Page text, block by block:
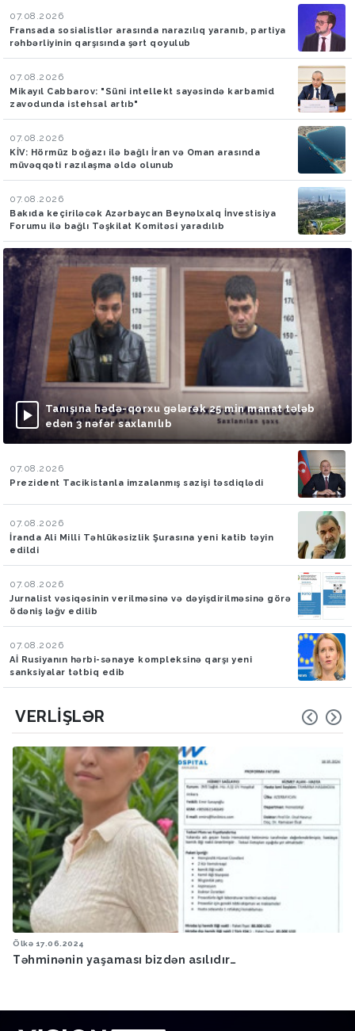
07.08.2026
Fransada sosialistlər arasında narazılıq yaranıb, partiya
rəhbərliyinin qarşısında şərt qoyulub
07.08.2026
Mikayıl Cabbarov: "Süni intellekt sayəsində karbamid
zavodunda istehsal artıb"
07.08.2026
KİV: Hörmüz boğazı ilə bağlı İran və Oman arasında
müvəqqəti razılaşma əldə olunub
07.08.2026
Bakıda keçiriləcək Azərbaycan Beynəlxalq İnvestisiya
Forumu ilə bağlı Təşkilat Komitəsi yaradılıb
Tanışına hədə-qorxu gələrək 25 min manat tələb
edən 3 nəfər saxlanılıb
07.08.2026
Prezident Tacikistanla imzalanmış sazişi təsdiqlədi
07.08.2026
İranda Ali Milli Təhlükəsizlik Şurasına yeni katib təyin
edildi
07.08.2026
Jurnalist vəsiqəsinin verilməsinə və dəyişdirilməsinə görə
ödəniş ləğv edilib
07.08.2026
Aİ Rusiyanın hərbi-sənaye kompleksinə qarşı yeni
sanksiyalar tətbiq edib
VERLIŞLƏR
Ölkə 17.06.2024
Təhminənin yaşaması bizdən asılıdır…